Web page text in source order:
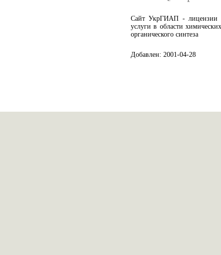
Сайт УкрГИАП - лицензии
услуги в области
органического синтеза
Добавлен: 2001-04-28